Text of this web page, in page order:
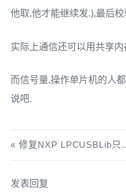
他取,他才能继续发.),最后
实际上通信还可以用共享
而信号量,操作单片机的人
说吧.
修复NXP LPCUSBLib只能用Host1端口BUG
发表回复